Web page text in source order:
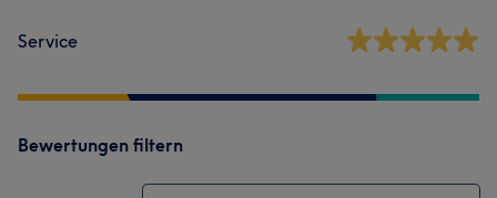
Service
Bewertungen filtern